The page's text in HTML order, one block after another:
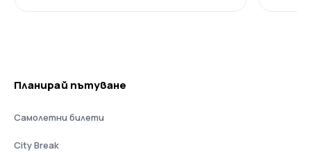
Планирай пътуване
Самолетни билети
City Break